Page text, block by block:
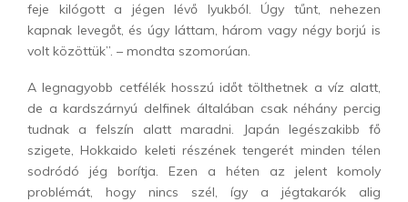
feje kilógott a jégen lévő lyukból. Úgy tűnt, nehezen
kapnak levegőt, és úgy láttam, három vagy négy borjú is
volt közöttük”. – mondta szomorúan.
A legnagyobb cetfélék hosszú időt tölthetnek a víz alatt,
de a kardszárnyú delfinek általában csak néhány percig
tudnak a felszín alatt maradni. Japán legészakibb fő
szigete, Hokkaido keleti részének tengerét minden télen
sodródó jég borítja. Ezen a héten az jelent komoly
problémát, hogy nincs szél, így a jégtakarók alig